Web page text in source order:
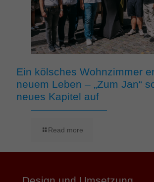
Ein kölsches Wohnzimmer
neuem Leben – „Zum Jan“
neues Kapitel auf
Read more